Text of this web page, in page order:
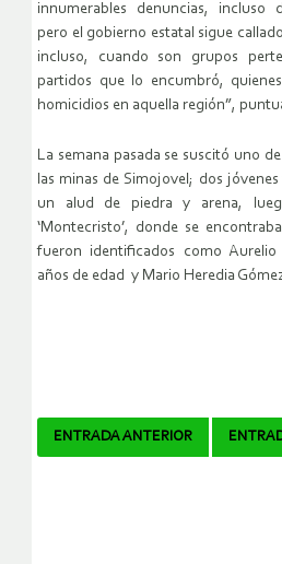
innumerables denuncias, incluso
pero el gobierno estatal sigue
incluso, cuando son grupos
partidos que lo encumbró,
homicidios en aquella región”,
La semana pasada se suscitó uno
las minas de Simojovel; dos
un alud de piedra y arena,
‘Montecristo’, donde se
fueron identificados como
años de edad y Mario Heredia
Navegador
ENTRADA ANTERIOR